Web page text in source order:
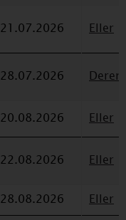
21.07.2026 Eller
28.07.2026
20.08.2026
Eller
22.08.2026 Eller
28.08.2026
Eller